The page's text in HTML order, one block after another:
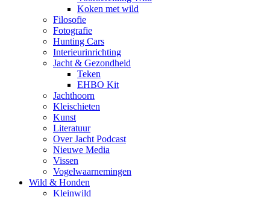
Koken met wild
Filosofie
Fotografie
Hunting Cars
Interieurinrichting
Jacht & Gezondheid
Teken
EHBO Kit
Jachthoorn
Kleischieten
Kunst
Literatuur
Over Jacht Podcast
Nieuwe Media
Vissen
Vogelwaarnemingen
Wild & Honden
Kleinwild